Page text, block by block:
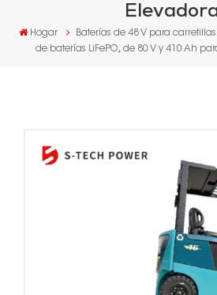
Hogar Baterías de 48 V para
de baterías LiFePO₄ de 80 V y 410 Ah